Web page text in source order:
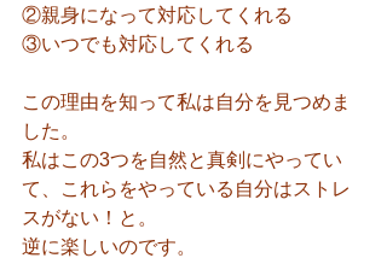
②親身になって対応してくれる
③いつでも対応してくれる
この理由を知って私は自分を見つめま
した。
私はこの3つを自然と真剣にやってい
て、これらをやっている自分はストレ
スがない！と。
逆に楽しいのです。